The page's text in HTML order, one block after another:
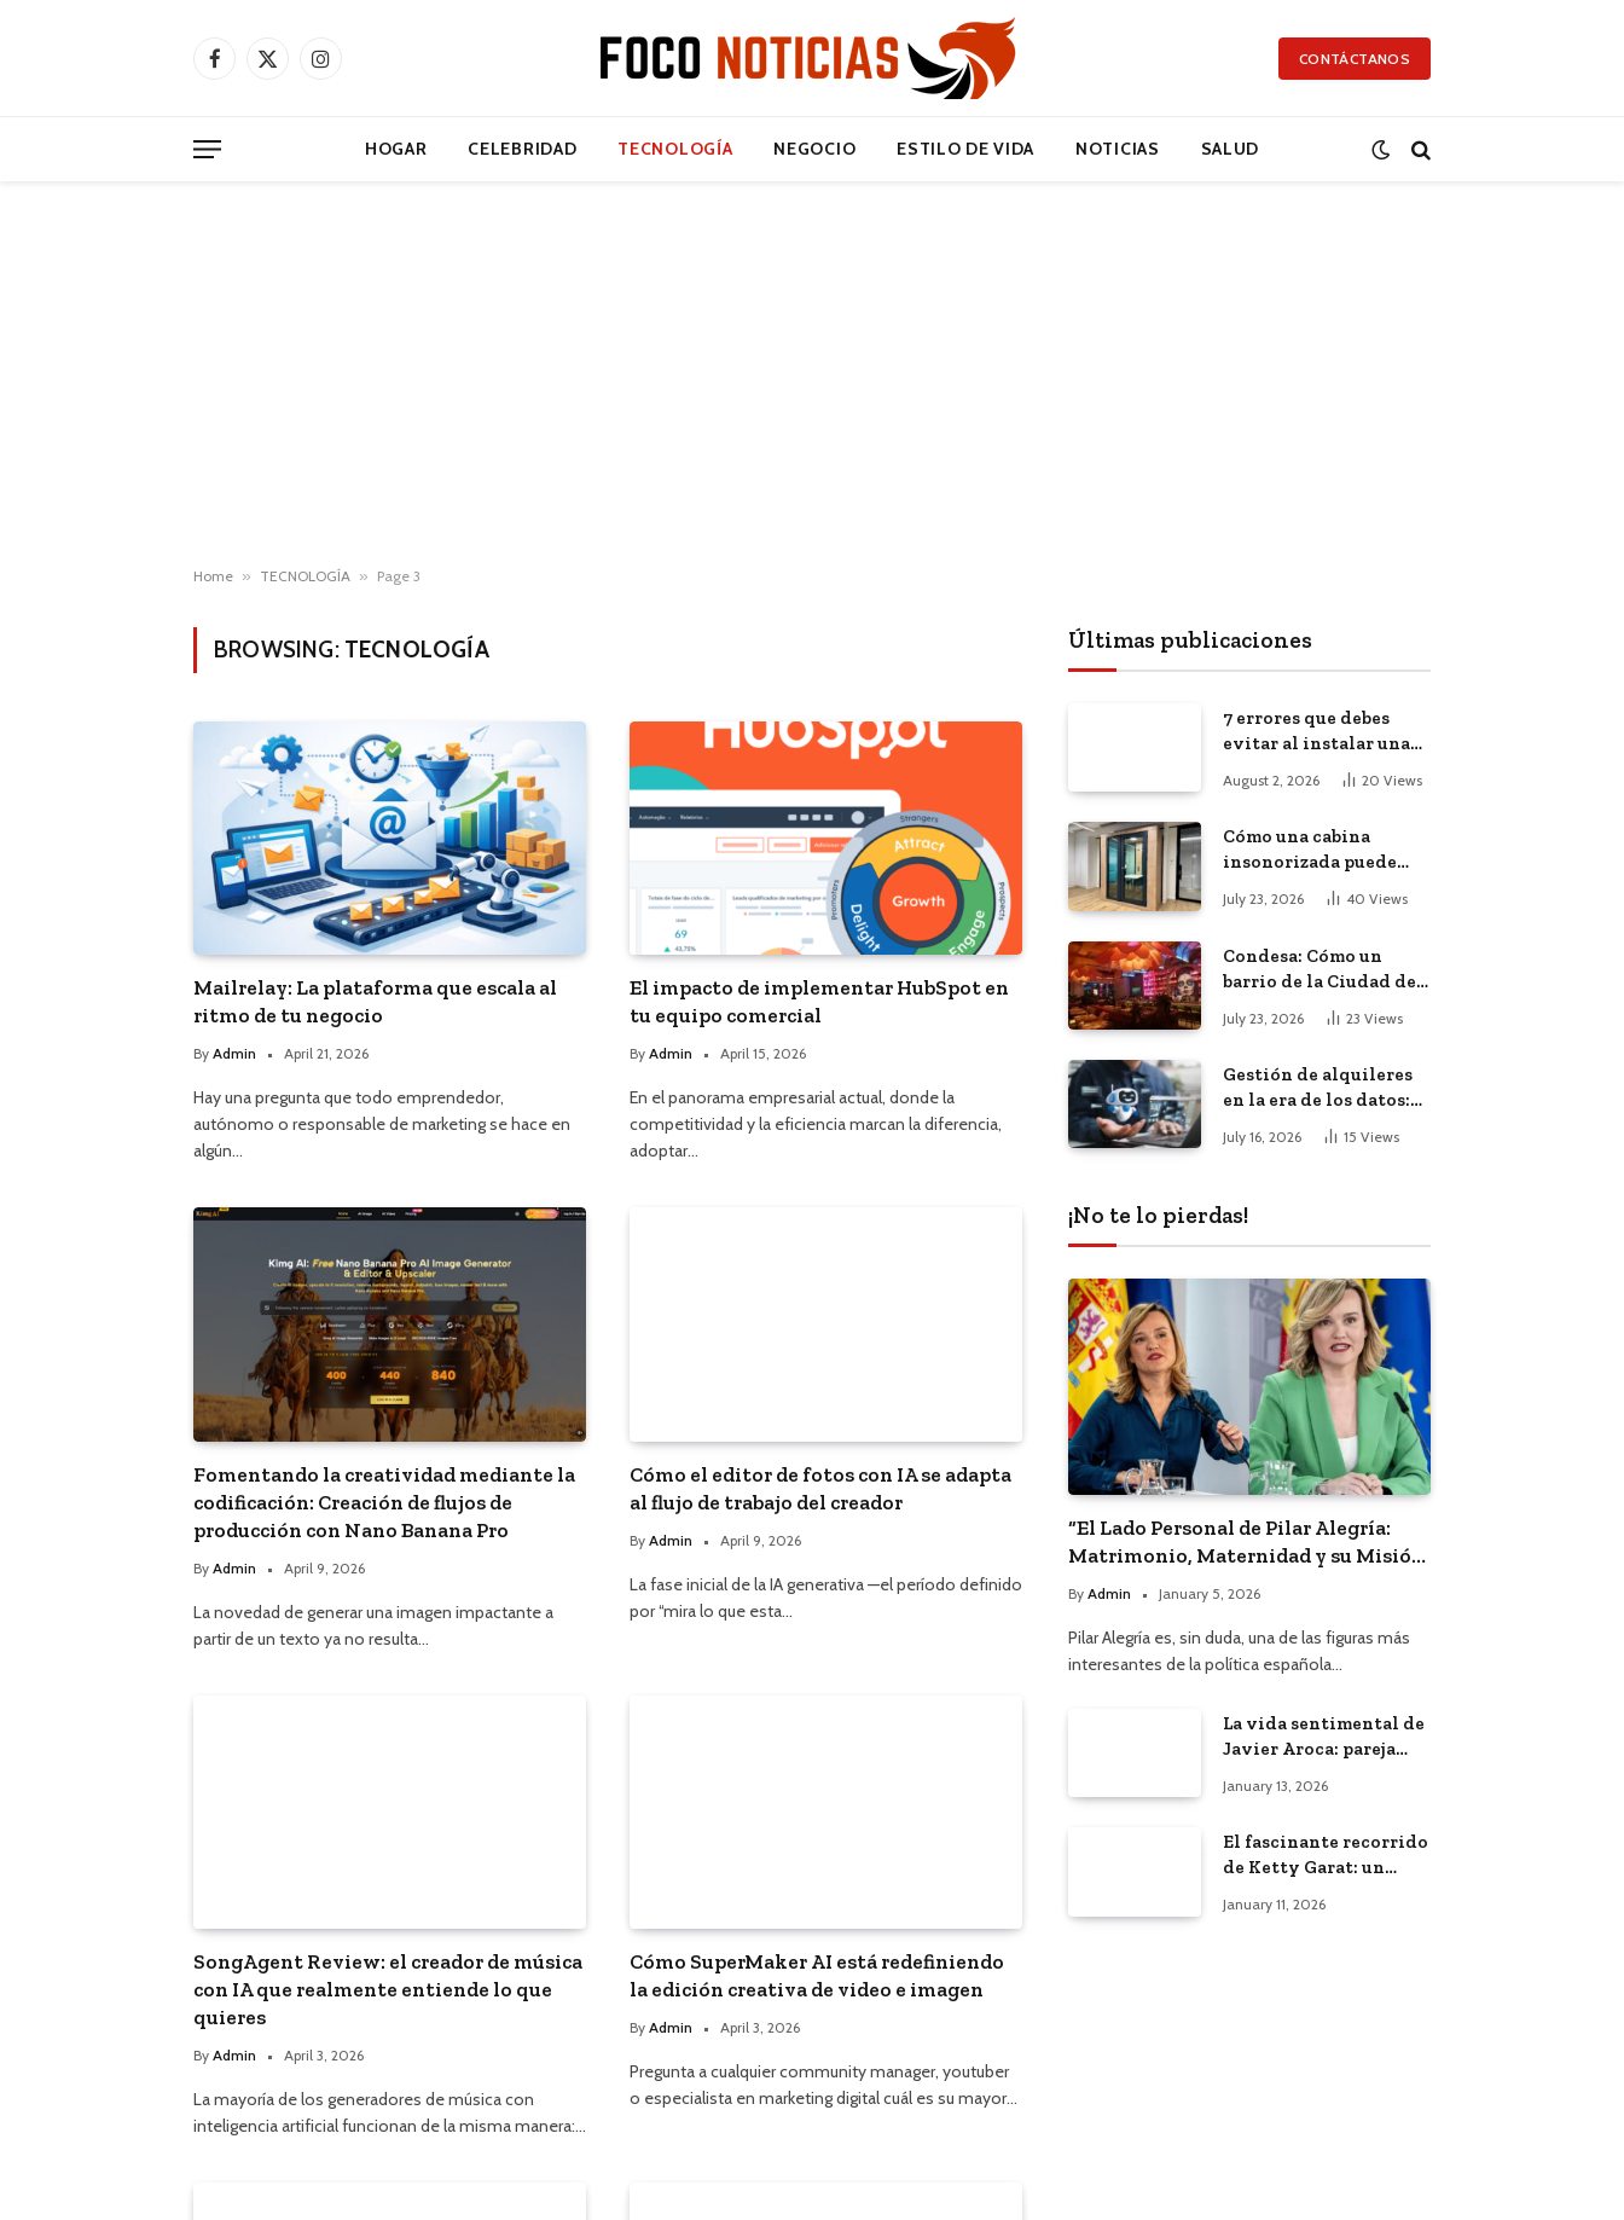
Facebook
X
Instagram CONTÁCTANOS
HOGAR CELEBRIDAD TECNOLOGÍA NEGOCIO ESTILO DE VIDA NOTICIAS SALUD
Home » TECNOLOGÍA » Page 3
BROWSING: TECNOLOGÍA
Mailrelay: La plataforma que escala al
ritmo de tu negocio
By Admin April 21, 2026
Hay una pregunta que todo emprendedor,
autónomo o responsable de marketing se hace en
algún…
El impacto de implementar HubSpot en
tu equipo comercial
By Admin April 15, 2026
En el panorama empresarial actual, donde la
competitividad y la eficiencia marcan la diferencia,
adoptar…
Fomentando la creatividad mediante la
codificación: Creación de flujos de
producción con Nano Banana Pro
By Admin April 9, 2026
La novedad de generar una imagen impactante a
partir de un texto ya no resulta…
Cómo el editor de fotos con IA se adapta
al flujo de trabajo del creador
By Admin April 9, 2026
La fase inicial de la IA generativa —el período definido
por “mira lo que esta…
SongAgent Review: el creador de música
con IA que realmente entiende lo que
quieres
By Admin April 3, 2026
La mayoría de los generadores de música con
inteligencia artificial funcionan de la misma manera:…
Cómo SuperMaker AI está redefiniendo
la edición creativa de video e imagen
By Admin April 3, 2026
Pregunta a cualquier community manager, youtuber
o especialista en marketing digital cuál es su mayor…
Últimas publicaciones
7 errores que debes
evitar al instalar una
red, cámaras o equipos
tecnológicos en una
August 2, 2026 20 Views
Cómo una cabina
insonorizada puede
productividad de tu
July 23, 2026 40 Views
Condesa: Cómo un
barrio de la Ciudad de
México atrajo a
trabajadores remotos
July 23, 2026 23 Views
Gestión de alquileres
en la era de los datos:
El impacto de la
inteligencia artificial
July 16, 2026 15 Views
¡No te lo pierdas!
“El Lado Personal de Pilar Alegría:
Matrimonio, Maternidad y su Misión
Política”
By Admin January 5, 2026
Pilar Alegría es, sin duda, una de las figuras más
interesantes de la política española…
La vida sentimental de
Javier Aroca: pareja
Àngels Barceló
January 13, 2026
El fascinante recorrido
de Ketty Garat: un
bodas
January 11, 2026